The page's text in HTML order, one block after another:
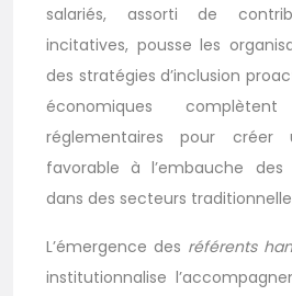
salariés, assorti de
incitatives, pousse les
des stratégies d’inclusion
économiques
réglementaires pour créer
favorable à l’embauche des
dans des secteurs
L’émergence des référents
institutionnalise